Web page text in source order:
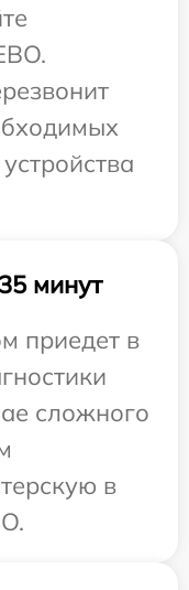
минут
приедет в
сложного
в